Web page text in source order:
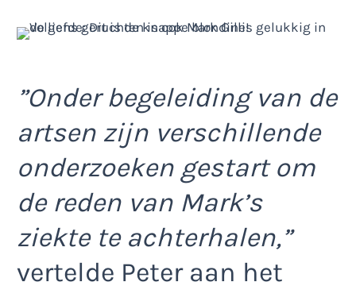
”Onder begeleiding van de
artsen zijn verschillende
onderzoeken gestart om
de reden van Mark’s
ziekte te achterhalen,”
vertelde Peter aan het